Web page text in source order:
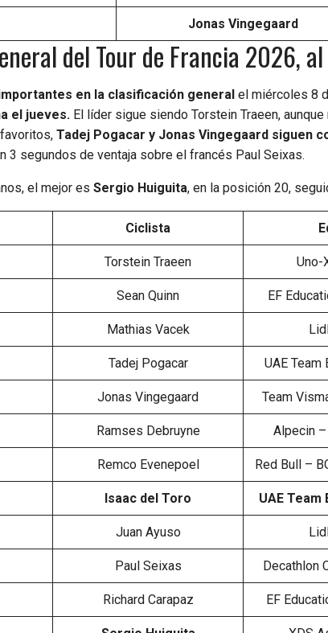
Jonas Vingegaard
del Tour de Francia 2026,
en la clasificación general el miércoles 8
el jueves. El líder sigue siendo Torstein Traeen,
Tadej Pogacar y Jonas Vingegaard siguen
3 segundos de ventaja sobre el francés Paul Seixas.
el mejor es Sergio Huiguita, en la posición 20,
Ciclista
Torstein Traeen Uno-
Sean Quinn EF
Mathias Vacek
Tadej Pogacar UAE Team
Jonas Vingegaard Team
Ramses Debruyne Alpecin
Remco Evenepoel Red Bull –
Isaac del Toro UAE Team
Juan Ayuso
Paul Seixas Decathlon
Richard Carapaz EF